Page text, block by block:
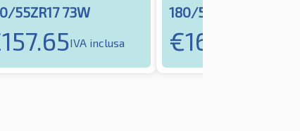
55ZR17 73W
157.65IVA inclusa
180/55ZR17 73W
€161.24